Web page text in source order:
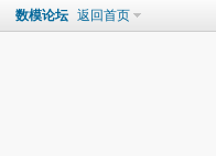
数模论坛 返回首页